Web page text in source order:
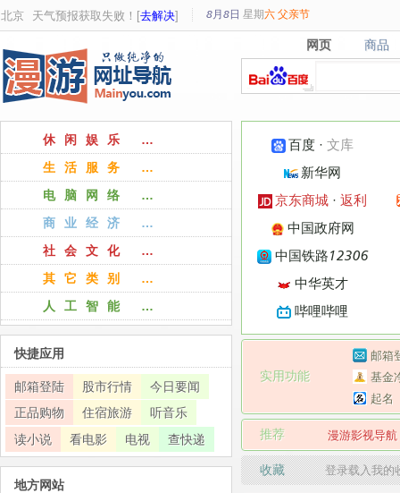
北京 天气预报获取失败！[去解决] 8月8日 星期六 父亲节
网页
网页 商品
商品
百度 ·文库
新华网
京东商城 ·返利
中国政府网
中国铁路12306
中华英才
哔哩哔哩
实用功能
邮箱
基金
起名
推荐 漫游影视导航
收藏 登录载入我
休闲娱乐 …
生活服务 …
电脑网络 …
商业经济 …
社会文化 …
其它类别 …
人工智能 …
快捷应用
邮箱登陆 股市行情
今日要闻
正品购物
住宿旅游
听音乐
读小说
看电影 电视 查快递
地方网站